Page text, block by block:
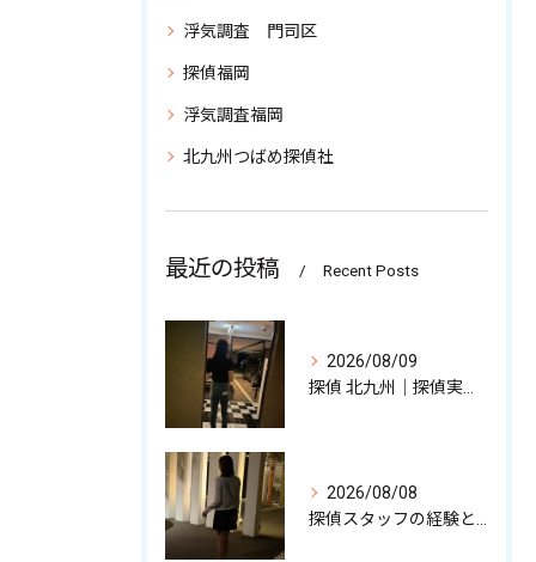
浮気調査 門司区
探偵福岡
浮気調査福岡
北九州つばめ探偵社
最近の投稿 Recent Posts
2026/08/09
2026/08/08